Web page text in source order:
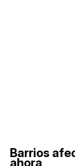
Barrios
ahora